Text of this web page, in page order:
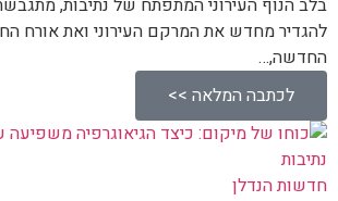
להגדיר מחדש את המרקם העירוני ואת אורח
החדשה,…
לכתבה המלאה >>
חדשות הנדלן